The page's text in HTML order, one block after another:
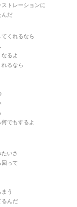
トレーションに
んだ
くれるなら
るよ
るなら
でもするよ
いさ
回って
う
るんだ